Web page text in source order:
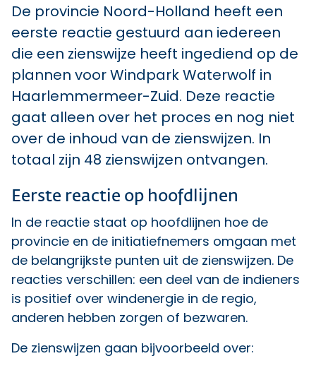
De provincie Noord-Holland heeft een
eerste reactie gestuurd aan iedereen
die een zienswijze heeft ingediend op de
plannen voor Windpark Waterwolf in
Haarlemmermeer-Zuid. Deze reactie
gaat alleen over het proces en nog niet
over de inhoud van de zienswijzen. In
totaal zijn 48 zienswijzen ontvangen.
Eerste reactie op hoofdlijnen
In de reactie staat op hoofdlijnen hoe de
provincie en de initiatiefnemers omgaan met
de belangrijkste punten uit de zienswijzen. De
reacties verschillen: een deel van de indieners
is positief over windenergie in de regio,
anderen hebben zorgen of bezwaren.
De zienswijzen gaan bijvoorbeeld over: